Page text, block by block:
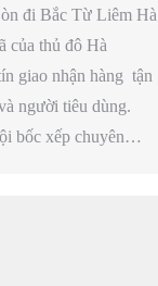
đi Bắc Từ Liêm Hà
của thủ đô Hà
giao nhận hàng tận
người tiêu dùng.
bốc xếp chuyên…